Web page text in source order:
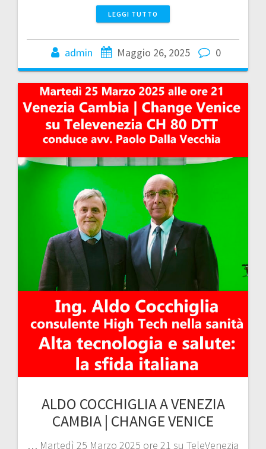
LEGGI TUTTO
admin Maggio 26, 2025 0
ALDO COCCHIGLIA A VENEZIA
CAMBIA | CHANGE VENICE
… Martedì 25 Marzo 2025 ore 21 su TeleVenezia